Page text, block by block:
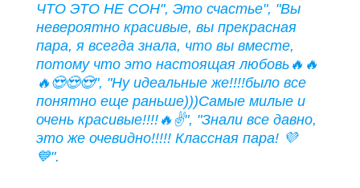
ЧТО ЭТО НЕ СОН", Это счастье", "Вы
невероятно красивые, вы прекрасная
пара, я всегда знала, что вы вместе,
потому что это настоящая любовь🔥🔥
🔥😍😍😍", "Ну идеальные же!!!!было все
понятно еще раньше)))Самые милые и
очень красивые!!!!🔥✌️", "Знали все давно,
это же очевидно!!!!! Классная пара! 💜
💙".